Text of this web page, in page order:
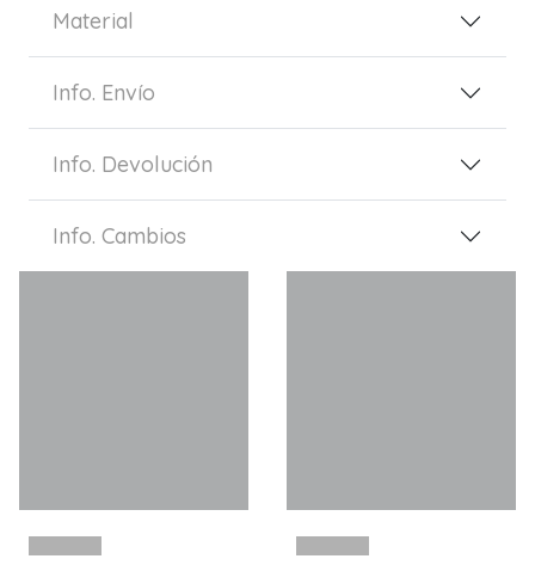
Material
Info. Envío
Info. Devolución
Info. Cambios